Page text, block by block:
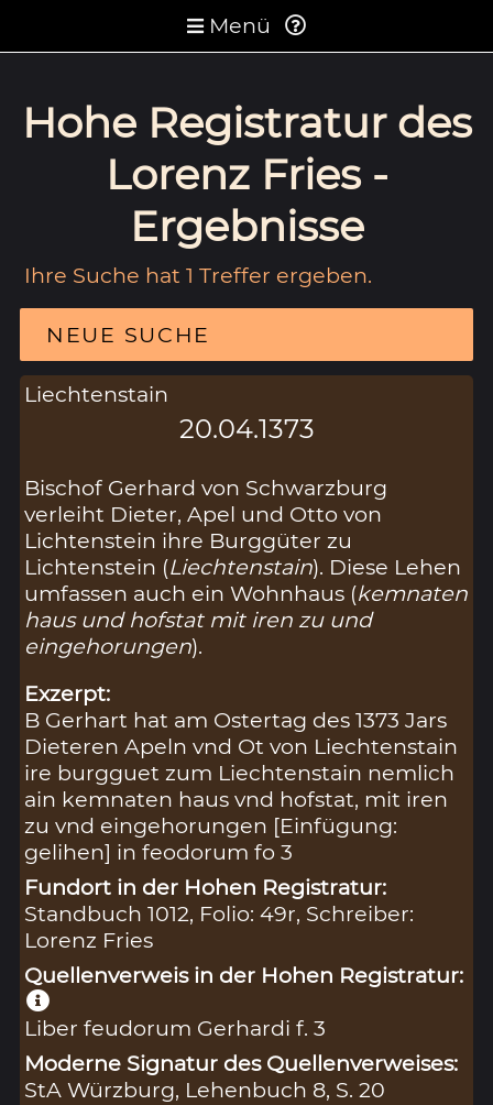
Menü
Hohe Registratur des
Lorenz Fries -
Ergebnisse
Ihre Suche hat 1 Treffer ergeben.
NEUE SUCHE
Liechtenstain
20.04.1373
Bischof Gerhard von Schwarzburg
verleiht Dieter, Apel und Otto von
Lichtenstein ihre Burggüter zu
Lichtenstein (Liechtenstain). Diese Lehen
umfassen auch ein Wohnhaus (kemnaten
haus und hofstat mit iren zu und
eingehorungen).
Exzerpt:
B Gerhart hat am Ostertag des 1373 Jars
Dieteren Apeln vnd Ot von Liechtenstain
ire burgguet zum Liechtenstain nemlich
ain kemnaten haus vnd hofstat, mit iren
zu vnd eingehorungen [Einfügung:
gelihen] in feodorum fo 3
Fundort in der Hohen Registratur:
Standbuch 1012, Folio: 49r, Schreiber:
Lorenz Fries
Quellenverweis in der Hohen Registratur:
Liber feudorum Gerhardi f. 3
Moderne Signatur des Quellenverweises:
StA Würzburg, Lehenbuch 8, S. 20